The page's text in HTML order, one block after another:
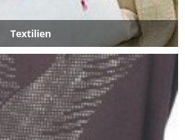
Textilien